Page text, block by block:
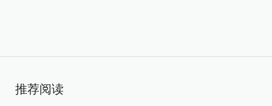
推荐阅读